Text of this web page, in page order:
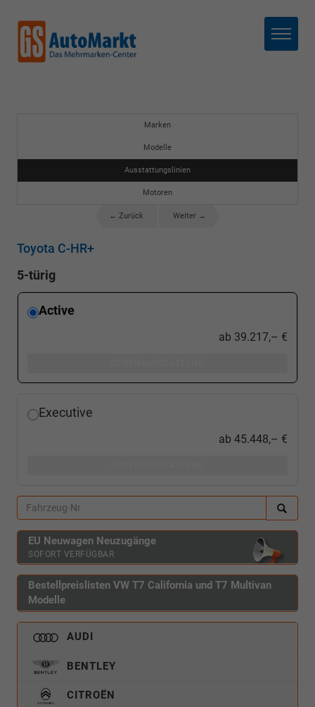
Menü
Marken
Modelle
Ausstattungslinien
Motoren
← Zurück Weiter →
Toyota C-HR+
5-türig
Active
ab 39.217,– €
Executive
ab 45.448,– €
EU Neuwagen Neuzugänge
SOFORT VERFÜGBAR
Bestellpreislisten VW T7 California und T7 Multivan
Modelle
AUDI
BENTLEY
CITROËN